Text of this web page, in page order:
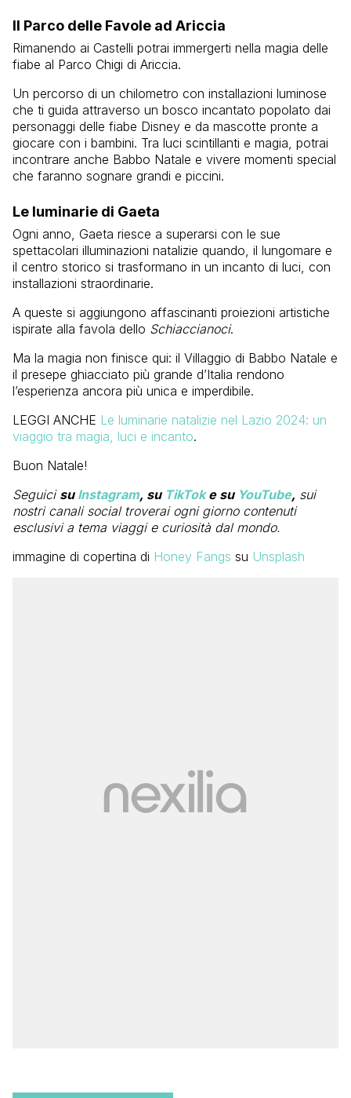
Il Parco delle Favole ad Ariccia
Rimanendo ai Castelli potrai immergerti nella magia delle
fiabe al Parco Chigi di Ariccia.
Un percorso di un chilometro con installazioni luminose
che ti guida attraverso un bosco incantato popolato dai
personaggi delle fiabe Disney e da mascotte pronte a
giocare con i bambini. Tra luci scintillanti e magia, potrai
incontrare anche Babbo Natale e vivere momenti special
che faranno sognare grandi e piccini.
Le luminarie di Gaeta
Ogni anno, Gaeta riesce a superarsi con le sue
spettacolari illuminazioni natalizie quando, il lungomare e
il centro storico si trasformano in un incanto di luci, con
installazioni straordinarie.
A queste si aggiungono affascinanti proiezioni artistiche
ispirate alla favola dello Schiaccianoci.
Ma la magia non finisce qui: il Villaggio di Babbo Natale e
il presepe ghiacciato più grande d’Italia rendono
l’esperienza ancora più unica e imperdibile.
LEGGI ANCHE Le luminarie natalizie nel Lazio 2024: un
viaggio tra magia, luci e incanto.
Buon Natale!
Seguici su Instagram, su TikToke su YouTube, sui
nostri canali social troverai ogni giorno contenuti
esclusivi a tema viaggi e curiosità dal mondo.
immagine di copertina di Honey Fangs su Unsplash